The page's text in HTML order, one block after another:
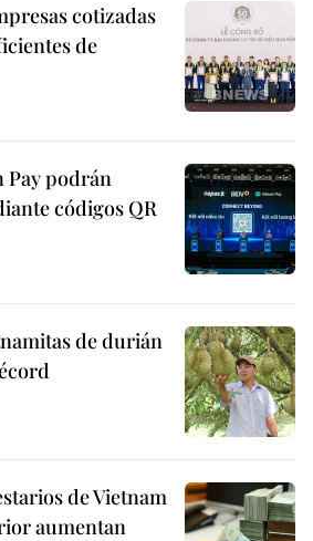
cotizadas
de
Pay podrán
códigos QR
de durián
de Vietnam
aumentan